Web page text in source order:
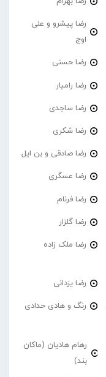
رضا پیشرو و علی
اوج
رضا حسنی
رضا رامیار
رضا ساجدی
رضا شکری
رضا صادقی و بن ایل
رضا عسگری
رضا فرنام
رضا گلزار
رضا ملک زاده
رضا یزدانی
رنگ و هادی حدادی
رهام هادیان (ماکان
بند)